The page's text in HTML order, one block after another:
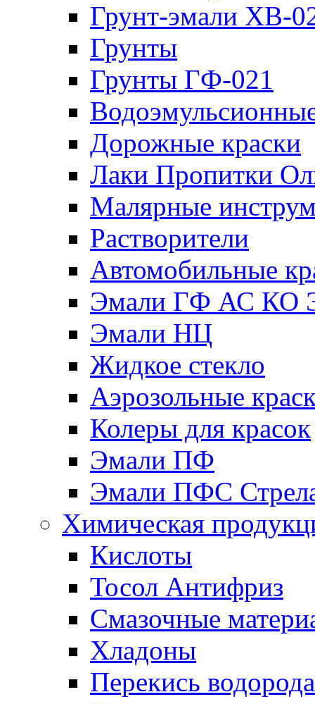
Грунт-эмали ХВ-
Грунты
Грунты ГФ-021
Дорожные краски
Лаки Пропитки
Малярные
Растворители
Автомобильные
Эмали ГФ АС КО
Эмали НЦ
Жидкое стекло
Аэрозольные
Колеры для красок
Эмали ПФ
Эмали ПФС
Химическая
Кислоты
Тосол Антифриз
Смазочные
Хладоны
Перекись водорода